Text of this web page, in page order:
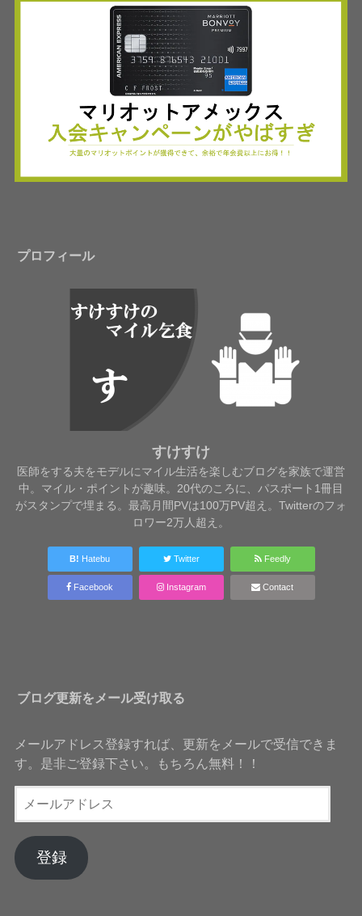
プロフィール
すけすけ
医師をする夫をモデルにマイル生活を楽しむブログを家族で運営
中。マイル・ポイントが趣味。20代のころに、パスポート1冊目
がスタンプで埋まる。最高月間PVは100万PV超え。Twitterのフォ
ロワー2万人超え。
B! Hatebu Twitter Feedly
Facebook Instagram Contact
ブログ更新をメール受け取る
メールアドレス登録すれば、更新をメールで受信できま
す。是非ご登録下さい。もちろん無料！！
ー
ア
ド
登録